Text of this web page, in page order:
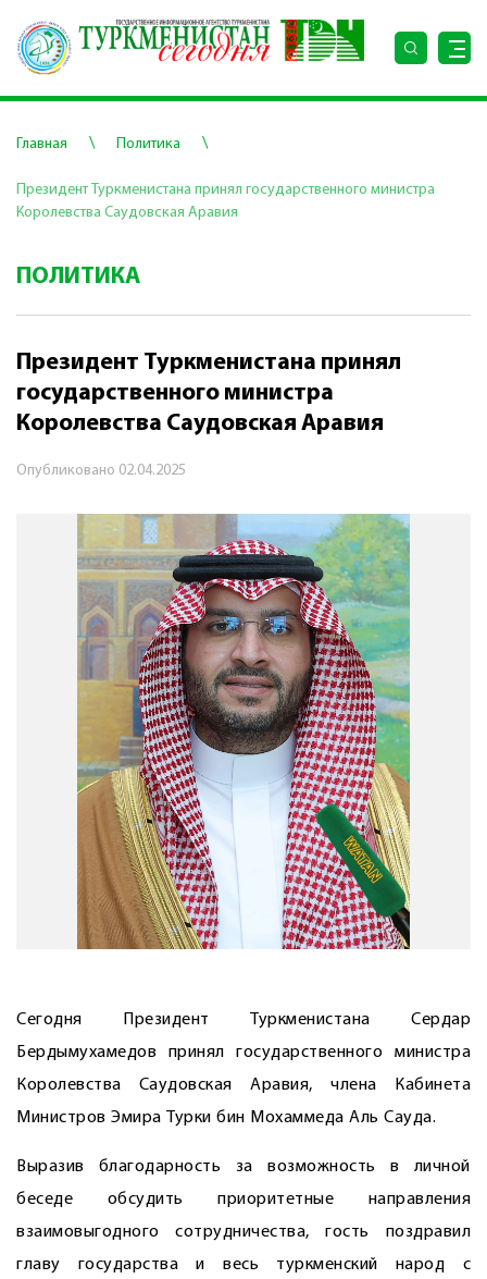
Главная \ Политика \
Президент Туркменистана принял государственного министра
Королевства Саудовская Аравия
ПОЛИТИКА
Президент Туркменистана принял
государственного министра
Королевства Саудовская Аравия
Опубликовано 02.04.2025
Сегодня Президент Туркменистана Сердар
Бердымухамедов принял государственного министра
Королевства Саудовская Аравия, члена Кабинета
Министров Эмира Турки бин Мохаммеда Аль Сауда.
Выразив благодарность за возможность в личной
беседе обсудить приоритетные направления
взаимовыгодного сотрудничества, гость поздравил
главу государства и весь туркменский народ с